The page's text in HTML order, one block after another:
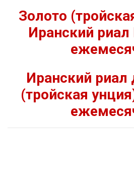
Золото
Иранский риал
Иранский риал
(тройская